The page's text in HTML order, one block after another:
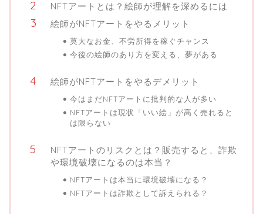
NFTアートとは？絵師が理解を深めるには
絵師がNFTアートをやるメリット
莫大なお金、不労所得を稼ぐチャンス
今後の絵師のあり方を変える、夢がある
絵師がNFTアートをやるデメリット
今はまだNFTアートに批判的な人が多い
NFTアートは現状「いい絵」が高く売れると
は限らない
NFTアートのリスクとは？販売すると、詐欺
や環境破壊になるのは本当？
NFTアートは本当に環境破壊になる？
NFTアートは詐欺として訴えられる？